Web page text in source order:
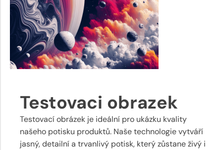
Testovaci obrazek
Testovací obrázek je ideální pro ukázku kvality
našeho potisku produktů. Naše technologie vytváří
jasný, detailní a trvanlivý potisk, který zůstane živý i